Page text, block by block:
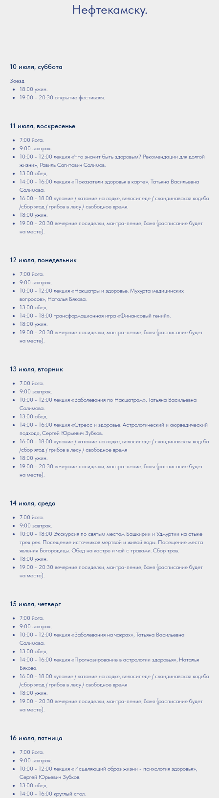
Нефтекамску.
10 июля, суббота
Заезд
18:00 ужин.
19:00 - 20:30 открытие фестиваля.
11 июля, воскресенье
7:00 йога.
9:00 завтрак.
10:00 - 12:00 лекция «Что значит быть здоровым? Рекомендации для долгой
жизни», Равиль Сагитович Салимов.
13:00 обед.
14:00 - 16:00 лекция «Показатели здоровья в карте», Татьяна Васильевна
Салимова.
16:00 - 18:00 купание / катание на лодке, велосипеде / скандинавская ходьба
/сбор ягод / грибов в лесу / свободное время.
18:00 ужин.
19:00 - 20:30 вечерние посиделки, мантра-пение, баня (расписание будет
на месте).
12 июля, понедельник
7:00 йога.
9:00 завтрак.
10:00 - 12:00 лекция «Накшатры и здоровье. Мухурта медицинских
вопросов», Наталья Бякова.
13:00 обед.
14:00 - 18:00 трансформационная игра «Финансовый гений».
18:00 ужин.
19:00 - 20:30 вечерние посиделки, мантра-пение, баня (расписание будет
на месте).
13 июля, вторник
7:00 йога.
9:00 завтрак.
10:00 - 12:00 лекция «Заболевания по Накшатрам», Татьяна Васильевна
Салимова.
13:00 обед.
14:00 - 16:00 лекция «Стресс и здоровье. Астрологический и аюрведический
подход», Сергей Юрьевич Зубков.
16:00 - 18:00 купание / катание на лодке, велосипеде / скандинавская ходьба
/сбор ягод / грибов в лесу / свободное время
18:00 ужин.
19:00 - 20:30 вечерние посиделки, мантра-пение, баня (расписание будет
на месте).
14 июля, среда
7:00 йога.
9:00 завтрак.
10:00 - 18:00 Экскурсия по святым местам Башкирии и Удмуртии на стыке
трех рек. Посещение источников мертвой и живой воды. Посещение места
явления Богородицы. Обед на костре и чай с травами. Сбор трав.
18:00 ужин.
19:00 - 20:30 вечерние посиделки, мантра-пение, баня (расписание будет
на месте).
15 июля, четверг
7:00 йога.
9:00 завтрак.
10:00 - 12:00 лекция «Заболевания на чакрах», Татьяна Васильевна
Салимова.
13:00 обед.
14:00 - 16:00 лекция «Прогнозирование в астрологии здоровья», Наталья
Бякова.
16:00 - 18:00 купание / катание на лодке, велосипеде / скандинавская ходьба
/сбор ягод / грибов в лесу / свободное время
18:00 ужин.
19:00 - 20:30 вечерние посиделки, мантра-пение, баня (расписание будет
на месте).
16 июля, пятница
7:00 йога.
9:00 завтрак.
10:00 - 12:00 лекция «Исцеляющий образ жизни - психология здоровья»,
Сергей Юрьевич Зубков.
13:00 обед.
14:00 - 16:00 круглый стол.